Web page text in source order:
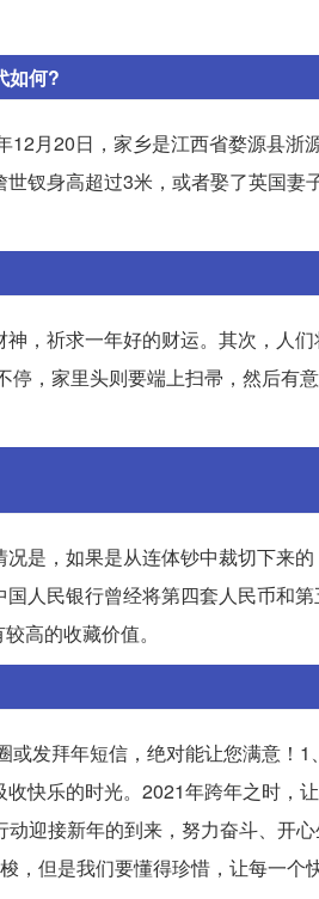
如何?
月20日，家乡是江西省婺源县浙
钗身高超过3米，或者娶了英国妻
，祈求一年好的财运。其次，人
，家里头则要端上扫帚，然后有
是，如果是从连体钞中裁切下来
人民银行曾经将第四套人民币和
高的收藏价值。
发拜年短信，绝对能让您满意！1
快乐的时光。2021年跨年之时，
迎接新年的到来，努力奋斗、开
，但是我们要懂得珍惜，让每一个